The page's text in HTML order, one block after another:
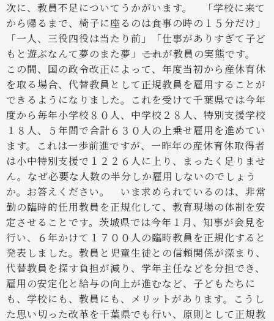
次に、教員不足についてうかがいます。
「学校に来て
から帰るまで、椅子に座るのは食事の時の１５分だけ」
「一人、三役四役は当たり前」「仕事がありすぎて子ど
もと遊ぶなんて夢のまた夢」――これが教員の実態です。
この間、国の政令改正によって、年度当初から産休育休
を取る場合、代替教員として正規教員を雇用することが
できるようになりました。これを受けて千葉県では今年
度から毎年小学校８０人、中学校２８人、特別支援学校
１８人、５年間で合計６３０人の上乗せ雇用を進めてい
ます。これは一歩前進ですが、一昨年の産休育休取得者
は小中特別支援で１２２６人に上り、まったく足りませ
ん。なぜ必要な人数の半分しか雇用しないのでしょう
か。お答えください。
いま求められているのは、非常
勤の臨時的任用教員を正規化して、教育現場の体制を安
定させることです。茨城県では今年１月、知事が会見を
行い、６年かけて１７００人の臨時教員を正規化すると
発表しました。教員と児童生徒との信頼関係が深まり、
代替教員を探す負担が減り、学年主任などを分担でき、
雇用の安定化と給与の向上が進むなど、子どもたちに
も、学校にも、教員にも、メリットがあります。こうし
た思い切った改革を千葉県でも行い、原則として正規教